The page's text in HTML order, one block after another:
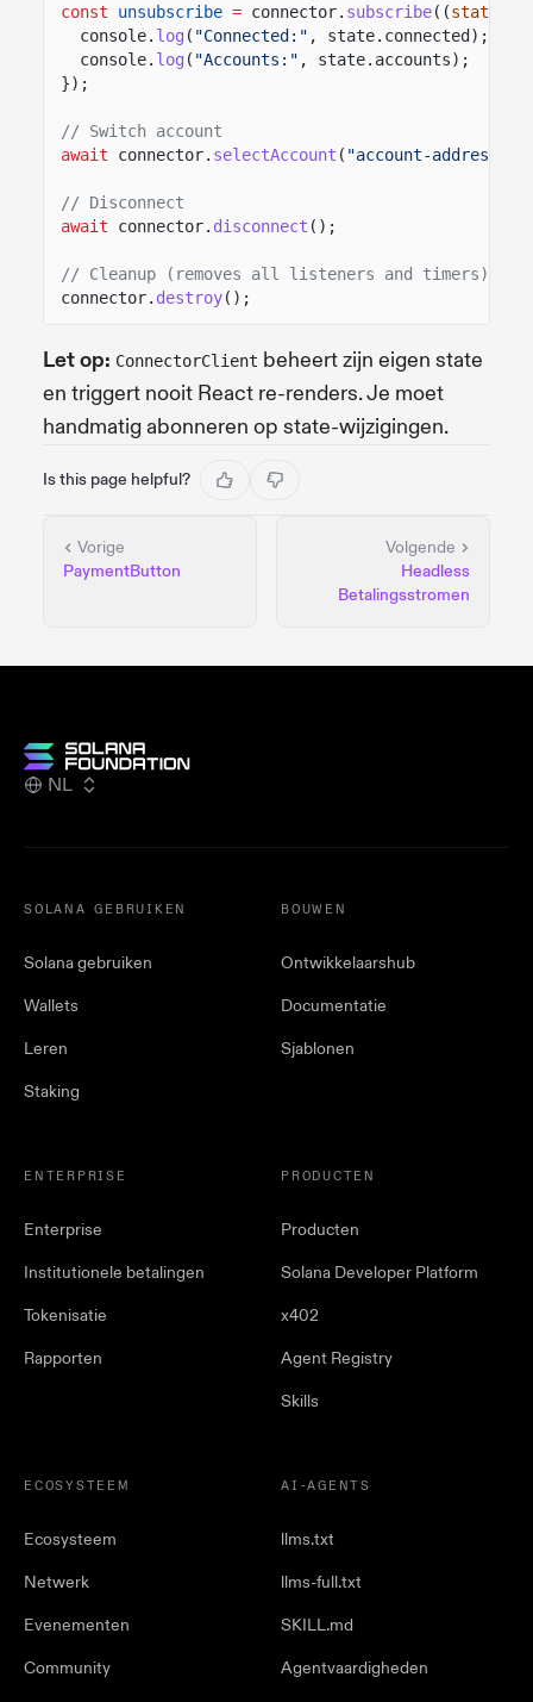
const
unsubscribe = connector. subscribe((state
console. log ( "Connected:" , state.connected);
console. log ( "Accounts:" , state.accounts);
});
// Switch account
await
connector. selectAccount ( "account-address-
// Disconnect
await
connector. disconnect ();
// Cleanup (removes all listeners and timers)
connector. destroy();
Let op: ConnectorClient beheert zijn eigen state
en triggert nooit React re-renders. Je moet
handmatig abonneren op state-wijzigingen.
Is this page helpful?
Vorige
PaymentButton
Volgende
Headless
Betalingsstromen
NL
SOLANA GEBRUIKEN
Solana gebruiken
Wallets
Leren
Staking
BOUWEN
Ontwikkelaarshub
Documentatie
Sjablonen
ENTERPRISE
Enterprise
Institutionele betalingen
Tokenisatie
Rapporten
PRODUCTEN
Producten
Solana Developer Platform
x402
Agent Registry
Skills
ECOSYSTEEM
Ecosysteem
Netwerk
Evenementen
Community
AI-AGENTS
llms.txt
llms-full.txt
SKILL.md
Agentvaardigheden